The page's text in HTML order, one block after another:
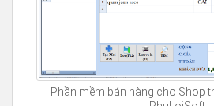
Phần mềm bán hàng cho Shop